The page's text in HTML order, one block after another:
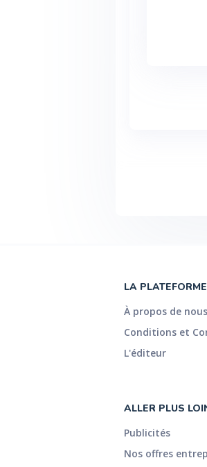
LA PLATEFORME
À propos de nous
Conditions et
L'éditeur
ALLER PLUS
Publicités
Nos offres